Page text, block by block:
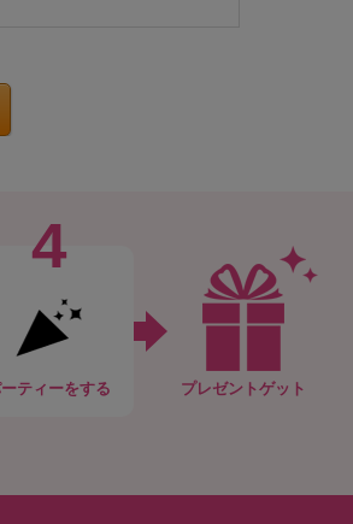
解決していただくことにな
人情報の取扱い等について
ル、コンテンツ等に、コン
とがありますが、それによ
取得したユーザー情報は、
を公開する場合があります
・警察等の公的機関、また
償する責任を負うものとし
4
ティーをする プレゼントゲット